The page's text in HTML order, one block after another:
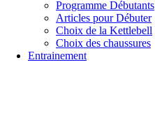
Programme Débutants
Articles pour Débuter
Choix de la Kettlebell
Choix des chaussures
Entrainement